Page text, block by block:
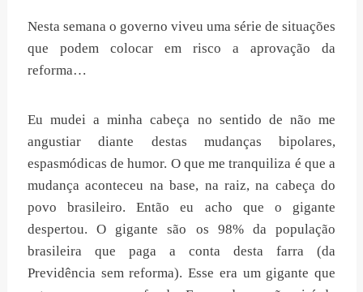
Nesta semana o governo viveu uma série de situações
que podem colocar em risco a aprovação da
reforma…
Eu mudei a minha cabeça no sentido de não me
angustiar diante destas mudanças bipolares,
espasmódicas de humor. O que me tranquiliza é que a
mudança aconteceu na base, na raiz, na cabeça do
povo brasileiro. Então eu acho que o gigante
despertou. O gigante são os 98% da população
brasileira que paga a conta desta farra (da
Previdência sem reforma). Esse era um gigante que